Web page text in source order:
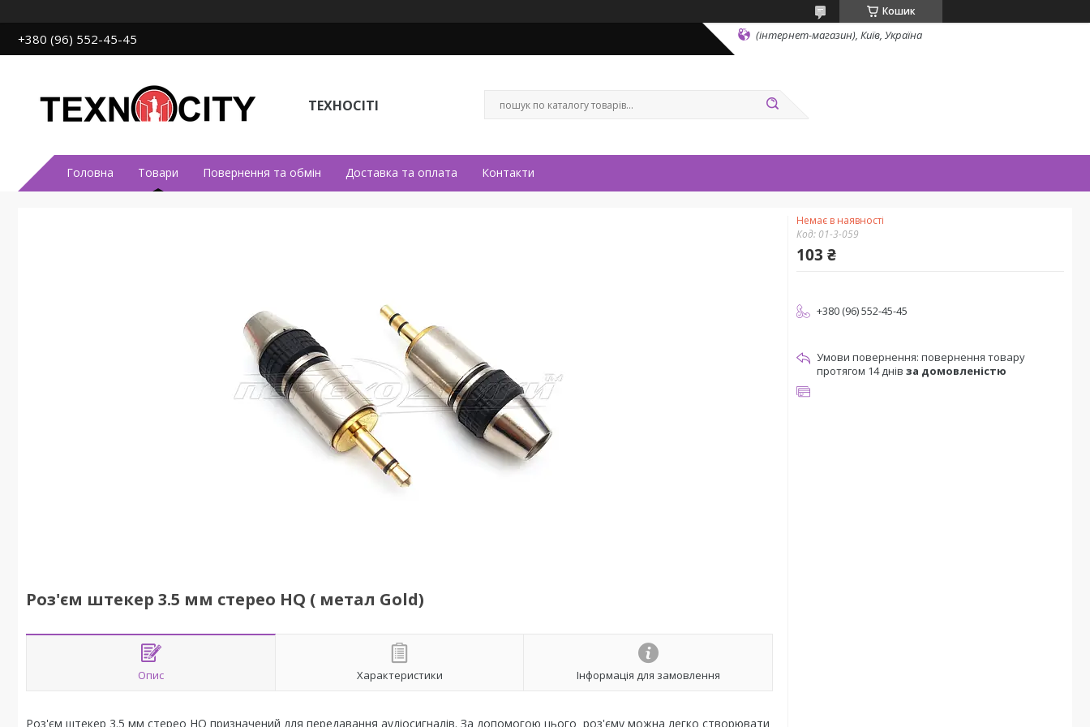
Кошик
+380 (96) 552-45-45 (інтернет-магазин), Київ, Україна
ТЕХНОСІТІ
Головна Товари Повернення та обмін Доставка та оплата Контакти
Роз'єм штекер 3.5 мм стерео HQ ( метал Gold)
Опис Характеристики Інформація для замовлення
Роз'єм штекер 3.5 мм стерео HQ призначений для передавання аудіосигналів. За допомогою цього роз'єму можна легко створювати
Немає в наявності
Код: 01-3-059
103 ₴
+380 (96) 552-45-45
повернення товару
протягом 14 днів за домовленістю